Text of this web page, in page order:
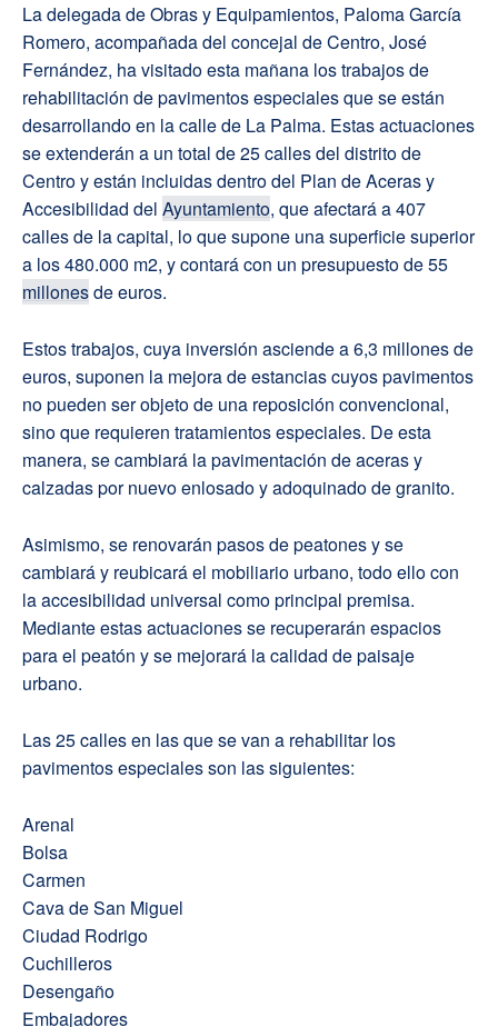
La delegada de Obras y Equipamientos, Paloma García
Romero, acompañada del concejal de Centro, José
Fernández, ha visitado esta mañana los trabajos de
rehabilitación de pavimentos especiales que se están
desarrollando en la calle de La Palma. Estas actuaciones
se extenderán a un total de 25 calles del distrito de
Centro y están incluidas dentro del Plan de Aceras y
Accesibilidad del Ayuntamiento, que afectará a 407
calles de la capital, lo que supone una superficie superior
a los 480.000 m2, y contará con un presupuesto de 55
millonesde euros.
Estos trabajos, cuya inversión asciende a 6,3 millones de
euros, suponen la mejora de estancias cuyos pavimentos
no pueden ser objeto de una reposición convencional,
sino que requieren tratamientos especiales. De esta
manera, se cambiará la pavimentación de aceras y
calzadas por nuevo enlosado y adoquinado de granito.
Asimismo, se renovarán pasos de peatones y se
cambiará y reubicará el mobiliario urbano, todo ello con
la accesibilidad universal como principal premisa.
Mediante estas actuaciones se recuperarán espacios
para el peatón y se mejorará la calidad de paisaje
urbano.
Las 25 calles en las que se van a rehabilitar los
pavimentos especiales son las siguientes:
Arenal
Bolsa
Carmen
Cava de San Miguel
Ciudad Rodrigo
Cuchilleros
Desengaño
Embajadores